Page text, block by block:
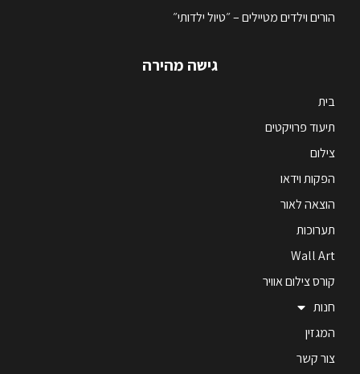
הורים וילדים מטיילים – ״טיול ילדותי״
גישה מהירה
בית
תיעוד פרויקטים
צילום
הפקות וידאו
הוצאה לאור
תערוכות
Wall Art
קורס צילום אוויר
חנות
המגזין
צור קשר